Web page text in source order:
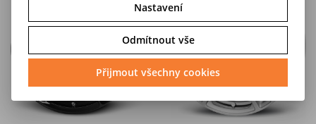
Nastavení
Odmítnout vše
Přijmout všechny cookies